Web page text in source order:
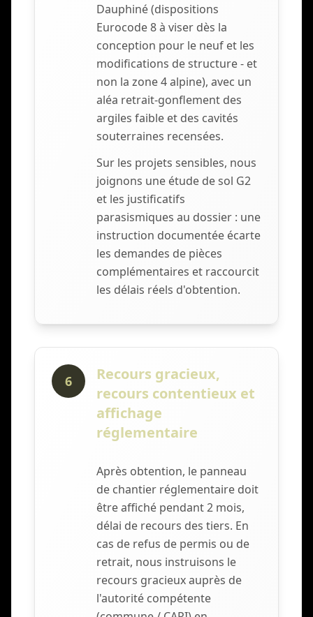
Dauphiné (dispositions
Eurocode 8 à viser dès la
conception pour le neuf et les
modifications de structure - et
non la zone 4 alpine), avec un
aléa retrait-gonflement des
argiles faible et des cavités
souterraines recensées.
Sur les projets sensibles, nous
joignons une étude de sol G2
et les justificatifs
parasismiques au dossier : une
instruction documentée écarte
les demandes de pièces
complémentaires et raccourcit
les délais réels d'obtention.
6
Recours gracieux,
recours contentieux et
affichage
réglementaire
Après obtention, le panneau
de chantier réglementaire doit
être affiché pendant 2 mois,
délai de recours des tiers. En
cas de refus de permis ou de
retrait, nous instruisons le
recours gracieux auprès de
l'autorité compétente